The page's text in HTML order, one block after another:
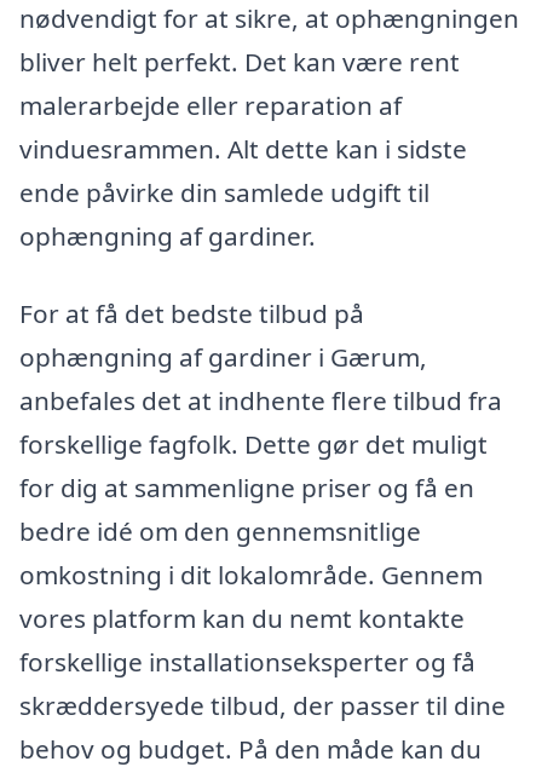
nødvendigt for at sikre, at ophængningen
bliver helt perfekt. Det kan være rent
malerarbejde eller reparation af
vinduesrammen. Alt dette kan i sidste
ende påvirke din samlede udgift til
ophængning af gardiner.
For at få det bedste tilbud på
ophængning af gardiner i Gærum,
anbefales det at indhente flere tilbud fra
forskellige fagfolk. Dette gør det muligt
for dig at sammenligne priser og få en
bedre idé om den gennemsnitlige
omkostning i dit lokalområde. Gennem
vores platform kan du nemt kontakte
forskellige installationseksperter og få
skræddersyede tilbud, der passer til dine
behov og budget. På den måde kan du